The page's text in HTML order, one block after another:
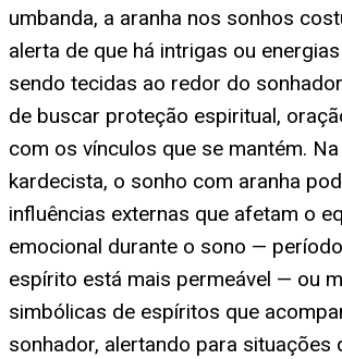
umbanda, a aranha nos sonhos
alerta de que há intrigas ou
sendo tecidas ao redor do
de buscar proteção espiritual,
com os vínculos que se mantém.
kardecista, o sonho com aranha
influências externas que afetam o
emocional durante o sono —
espírito está mais permeável — ou
simbólicas de espíritos que
sonhador, alertando para situações